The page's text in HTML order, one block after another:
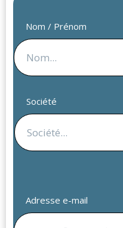
Nom / Prénom
Société
Adresse e-mail